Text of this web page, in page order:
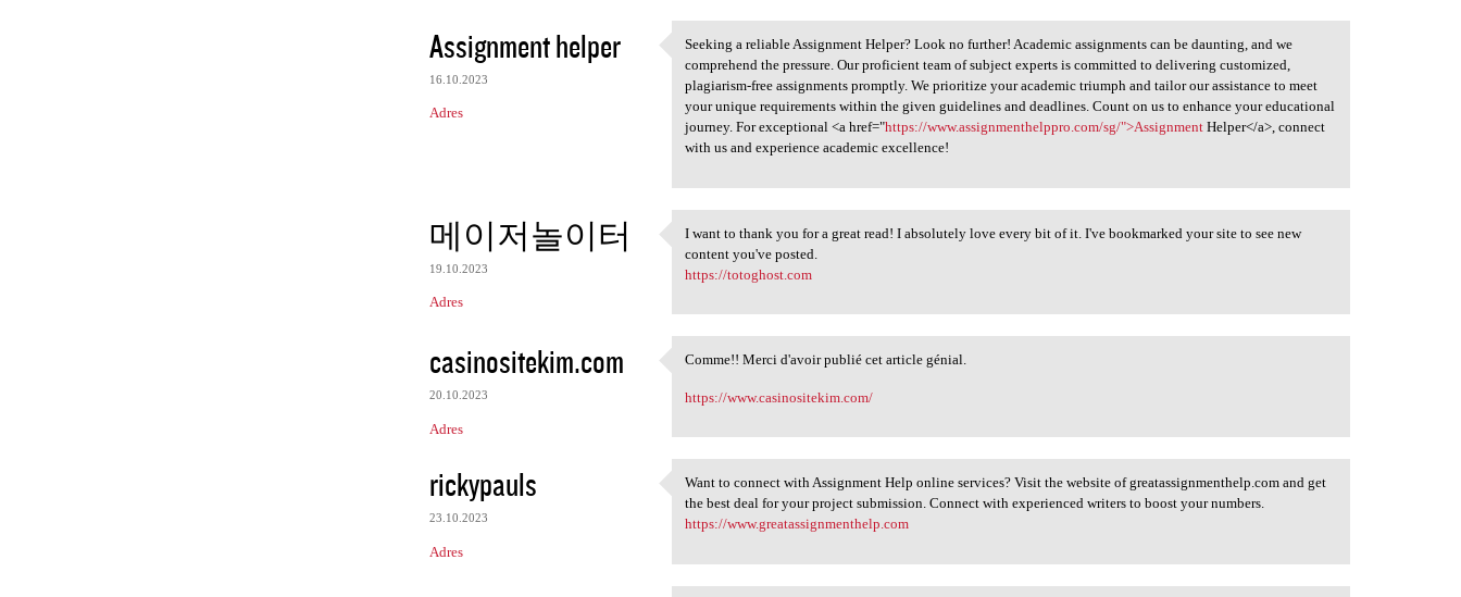
Assignment helper
16.10.2023
Adres
Seeking a reliable Assignment
Seeking a reliable Assignment Helper? Look no further! Academic assignments can be daunting, and we
comprehend the pressure. Our proficient team of subject experts is committed to delivering customized,
plagiarism-free assignments promptly. We prioritize your academic triumph and tailor our assistance to meet
your unique requirements within the given guidelines and deadlines. Count on us to enhance your educational
journey. For exceptional <a href="https://www.assignmenthelppro.com/sg/">Assignment Helper</a>, connect
with us and experience academic excellence!
메이저놀이터
19.10.2023
Adres
I want to thank you for a
I want to thank you for a great read! I absolutely love every bit of it. I've bookmarked your site to see new
content you've posted.
https://totoghost.com
casinositekim.com
20.10.2023
Adres
Comme!! Merci d'avoir publié
Comme!! Merci d'avoir publié cet article génial.
https://www.casinositekim.com/
rickypauls
23.10.2023
Adres
Want to connect with
Want to connect with Assignment Help online services? Visit the website of greatassignmenthelp.com and get
the best deal for your project submission. Connect with experienced writers to boost your numbers.
https://www.greatassignmenthelp.com